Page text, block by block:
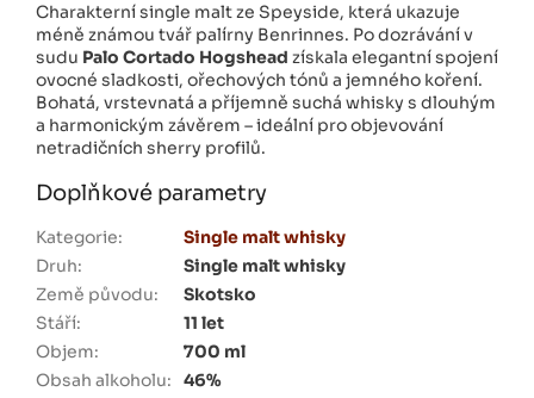
Charakterní single malt ze Speyside, která ukazuje
méně známou tvář palírny Benrinnes. Po dozrávání v
sudu Palo Cortado Hogshead získala elegantní spojení
ovocné sladkosti, ořechových tónů a jemného koření.
Bohatá, vrstevnatá a příjemně suchá whisky s dlouhým
a harmonickým závěrem – ideální pro objevování
netradičních sherry profilů.
Doplňkové parametry
Kategorie:
Single malt whisky
Druh:
Single malt whisky
Země původu:
Skotsko
Stáří:
11 let
Objem:
700 ml
Obsah alkoholu: 46%